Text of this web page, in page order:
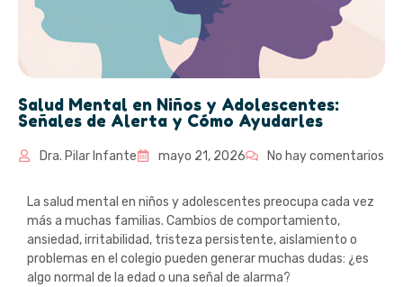
Salud Mental en Niños y Adolescentes:
Señales de Alerta y Cómo Ayudarles
Dra. Pilar Infante mayo 21, 2026 No hay comentarios
La salud mental en niños y adolescentes preocupa cada vez
más a muchas familias. Cambios de comportamiento,
ansiedad, irritabilidad, tristeza persistente, aislamiento o
problemas en el colegio pueden generar muchas dudas: ¿es
algo normal de la edad o una señal de alarma?